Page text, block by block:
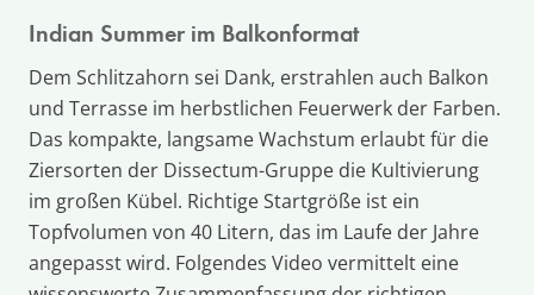
Indian Summer im Balkonformat
Dem Schlitzahorn sei Dank, erstrahlen auch Balkon
und Terrasse im herbstlichen Feuerwerk der Farben.
Das kompakte, langsame Wachstum erlaubt für die
Ziersorten der Dissectum-Gruppe die Kultivierung
im großen Kübel. Richtige Startgröße ist ein
Topfvolumen von 40 Litern, das im Laufe der Jahre
angepasst wird. Folgendes Video vermittelt eine